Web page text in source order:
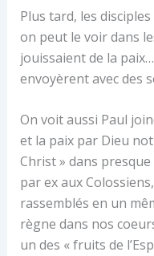
Plus tard, les
on peut le voir dans
jouissaient de la
envoyèrent avec des
On voit aussi Paul
et la paix par Dieu
Christ » dans
par ex aux
rassemblés en un
règne dans nos
un des « fruits de